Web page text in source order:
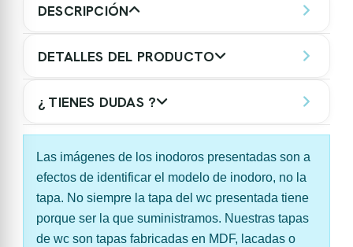
DESCRIPCIÓN
DETALLES DEL PRODUCTO
¿ TIENES DUDAS ?
Las imágenes de los inodoros presentadas son a
efectos de identificar el modelo de inodoro, no la
tapa. No siempre la tapa del wc presentada tiene
porque ser la que suministramos. Nuestras tapas
de wc son tapas fabricadas en MDF, lacadas o